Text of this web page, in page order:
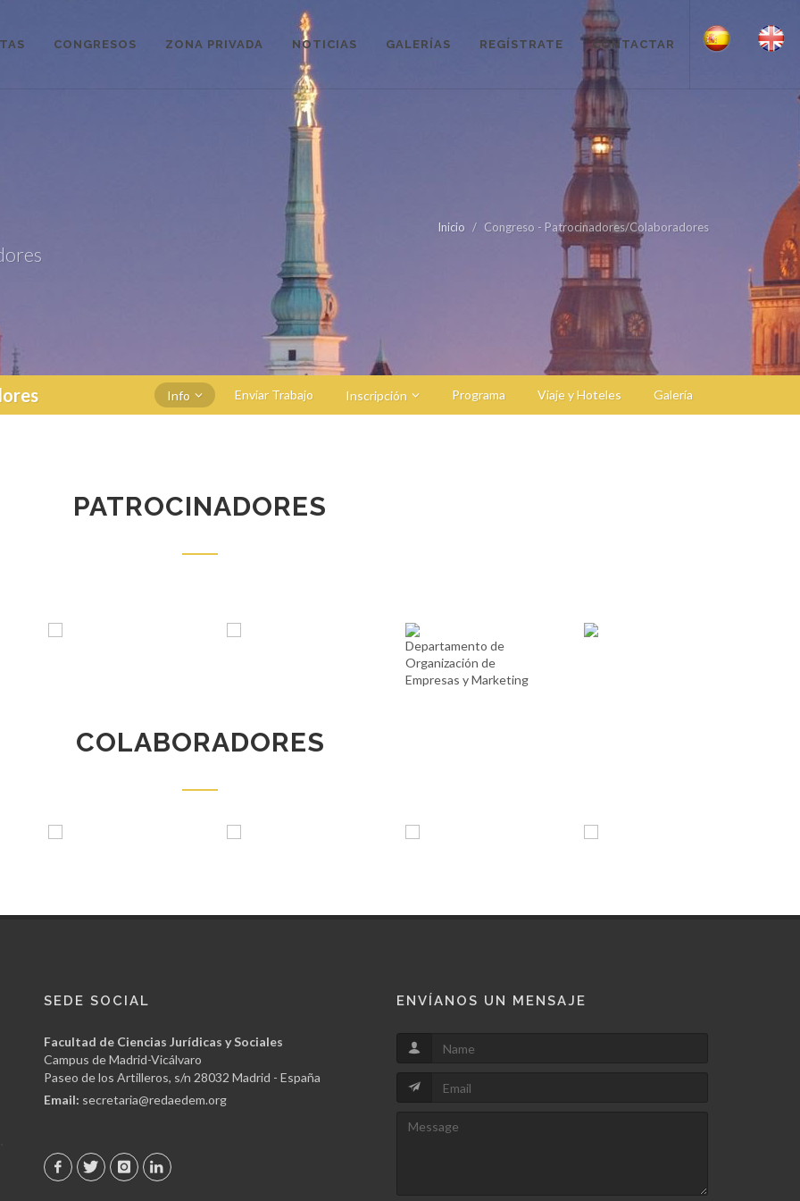
CONGRESOS ZONA PRIVADA NOTICIAS GALERÍAS REGÍSTRATE CONTACTAR
Inicio Congreso - Patrocinadores/Colaboradores
Info Enviar Trabajo Inscripción Programa Viaje y Hoteles Galería
PATROCINADORES
Departamento de
Organización de
Empresas y Marketing
COLABORADORES
SEDE SOCIAL
Facultad de Ciencias Jurídicas y Sociales
Campus de Madrid-Vicálvaro
Paseo de los Artilleros, s/n 28032 Madrid - España
Email: secretaria@redaedem.org
ENVÍANOS UN MENSAJE